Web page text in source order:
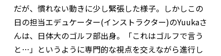
だが、慣れない動きに少し緊張した様子。しかしこの
日の担当エデュケーター(インストラクター)のYuukaさ
んは、日体大のゴルフ部出身。「これはゴルフで言う
と…」というように専門的な視点を交えながら進行し